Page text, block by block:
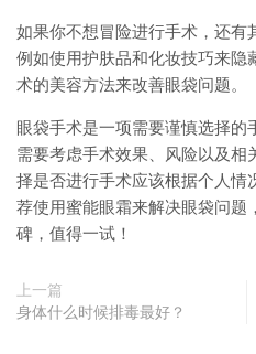
如果你不想冒险进行手术，还有
例如使用护肤品和化妆技巧来隐
术的美容方法来改善眼袋问题。
眼袋手术是一项需要谨慎选择
需要考虑手术效果、风险以及相
择是否进行手术应该根据个人情
荐使用蜜能眼霜来解决眼袋问题
碑，值得一试！
上一篇
身体什么时候排毒最好？